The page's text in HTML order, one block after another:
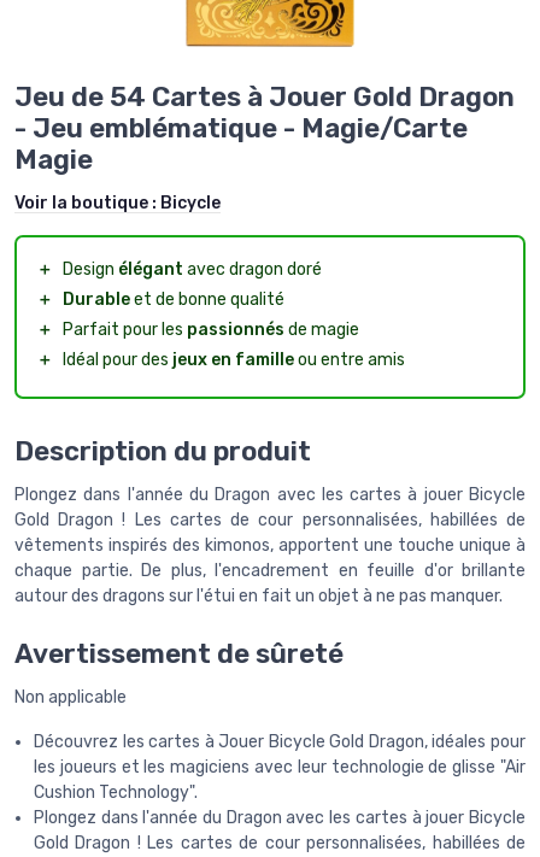
Jeu de 54 Cartes à Jouer Gold Dragon
- Jeu emblématique - Magie/Carte
Magie
Voir la boutique : Bicycle
＋ Design élégant avec dragon doré
＋
Durableet de bonne qualité
＋
Parfait pour les passionnés de magie
＋
Idéal pour des jeux en familleou entre amis
Description du produit
Plongez dans l'année du Dragon avec les cartes à jouer Bicycle
Gold Dragon ! Les cartes de cour personnalisées, habillées de
vêtements inspirés des kimonos, apportent une touche unique à
chaque partie. De plus, l'encadrement en feuille d'or brillante
autour des dragons sur l'étui en fait un objet à ne pas manquer.
Avertissement de sûreté
Non applicable
Découvrez les cartes à Jouer Bicycle Gold Dragon, idéales pour
les joueurs et les magiciens avec leur technologie de glisse "Air
Cushion Technology".
Plongez dans l'année du Dragon avec les cartes à jouer Bicycle
Gold Dragon ! Les cartes de cour personnalisées, habillées de